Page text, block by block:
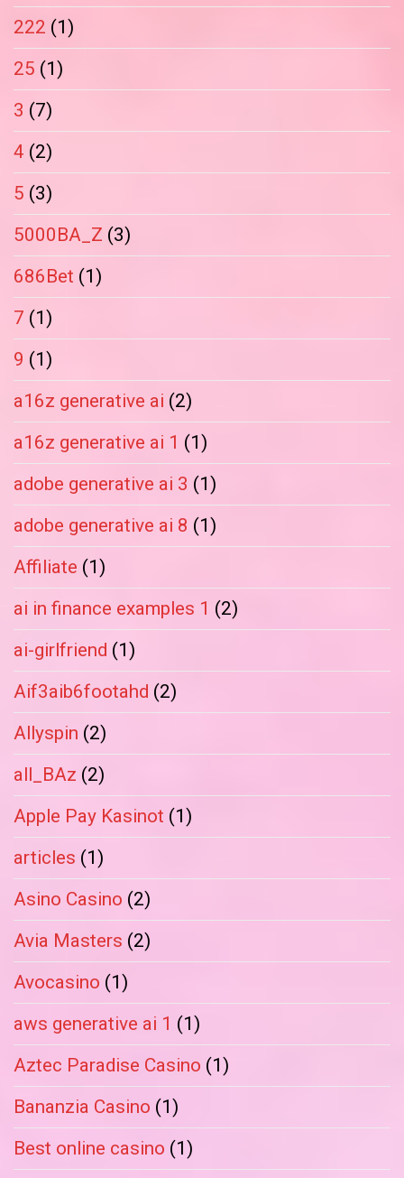
222 (1)
25 (1)
3 (7)
4 (2)
5 (3)
5000BA_Z (3)
686Bet (1)
7 (1)
9 (1)
a16z generative ai (2)
a16z generative ai 1 (1)
adobe generative ai 3 (1)
adobe generative ai 8 (1)
Affiliate (1)
ai in finance examples 1 (2)
ai-girlfriend (1)
Aif3aib6footahd (2)
Allyspin (2)
all_BAz (2)
Apple Pay Kasinot (1)
articles (1)
Asino Casino (2)
Avia Masters (2)
Avocasino (1)
aws generative ai 1 (1)
Aztec Paradise Casino (1)
Bananzia Casino (1)
Best online casino (1)